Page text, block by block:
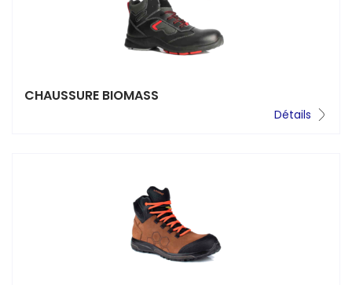
CHAUSSURE BIOMASS
Détails